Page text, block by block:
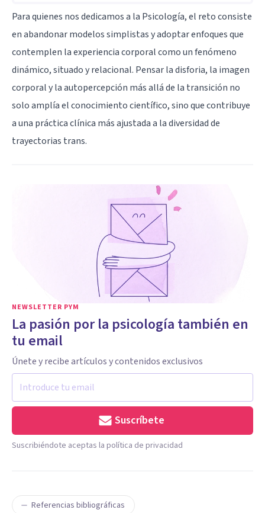
Para quienes nos dedicamos a la Psicología, el reto consiste
en abandonar modelos simplistas y adoptar enfoques que
contemplen la experiencia corporal como un fenómeno
dinámico, situado y relacional. Pensar la disforia, la imagen
corporal y la autopercepción más allá de la transición no
solo amplía el conocimiento científico, sino que contribuye
a una práctica clínica más ajustada a la diversidad de
trayectorias trans.
NEWSLETTER PYM
La pasión por la psicología también en
tu email
Únete y recibe artículos y contenidos exclusivos
Suscríbete
Suscribiéndote aceptas la política de privacidad
Referencias bibliográficas